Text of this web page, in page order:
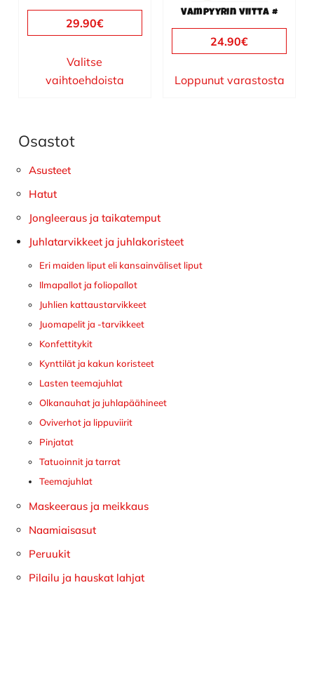
29.90€
Valitse
vaihtoehdoista
sivulla.
Vampyyrin viitta #
24.90€
Loppunut varastosta
Ensisijainen
sivupalkki
Osastot
Asusteet
Hatut
Jongleeraus ja taikatemput
Juhlatarvikkeet ja juhlakoristeet
Eri maiden liput eli kansainväliset liput
Ilmapallot ja foliopallot
Juhlien kattaustarvikkeet
Juomapelit ja -tarvikkeet
Konfettitykit
Kynttilät ja kakun koristeet
Lasten teemajuhlat
Olkanauhat ja juhlapäähineet
Oviverhot ja lippuviirit
Pinjatat
Tatuoinnit ja tarrat
Teemajuhlat
Maskeeraus ja meikkaus
Naamiaisasut
Peruukit
Pilailu ja hauskat lahjat